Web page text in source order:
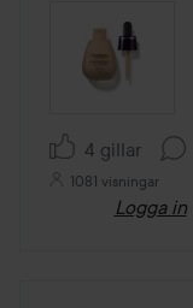
4 gillar
1081 visningar
Logga in